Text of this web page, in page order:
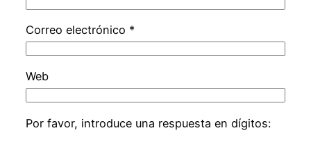
Correo electrónico *
Web
Por favor, introduce una respuesta en dígitos: